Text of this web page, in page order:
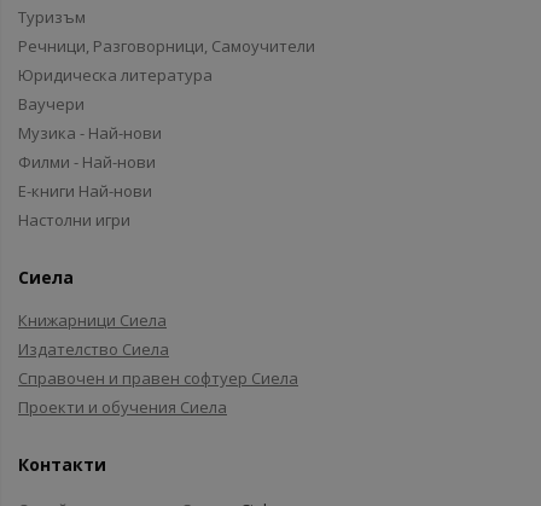
Туризъм
Речници, Разговорници, Самоучители
Юридическа литература
Ваучери
Музика - Най-нови
Филми - Най-нови
Е-книги Най-нови
Настолни игри
Сиела
Книжарници Сиела
Издателство Сиела
Справочен и правен софтуер Сиела
Проекти и обучения Сиела
Контакти